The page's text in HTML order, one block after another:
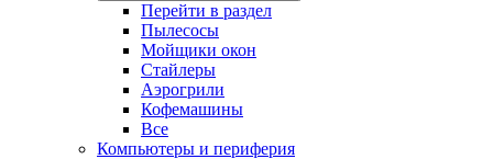
Перейти в раздел
Пылесосы
Мойщики окон
Стайлеры
Аэрогрили
Кофемашины
Все
Компьютеры и периферия